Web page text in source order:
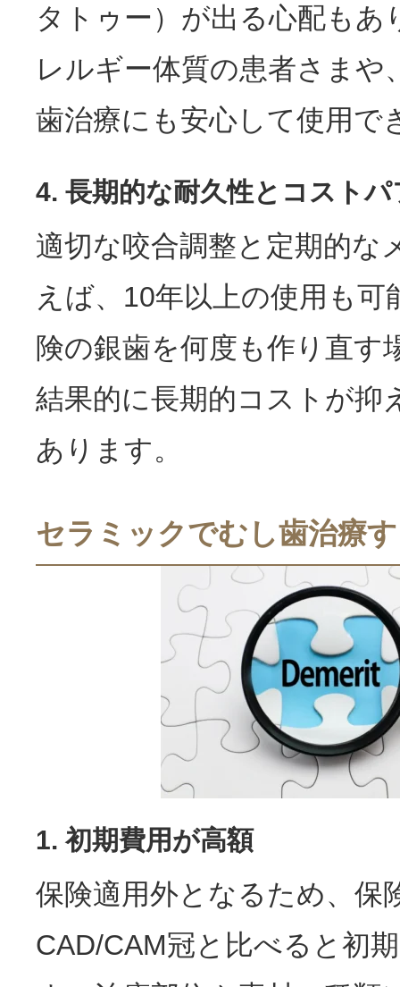
タトゥー）が出る心配もあ
レルギー体質の患者さまや
歯治療にも安心して使用で
4. 長期的な耐久性とコスト
適切な咬合調整と定期的な
えば、10年以上の使用も可
険の銀歯を何度も作り直す
結果的に長期的コストが抑
あります。
セラミックでむし歯治療
1. 初期費用が高額
保険適用外となるため、保
CAD/CAM冠と比べると初